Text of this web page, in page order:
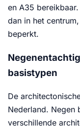
en A35
dan in het
beperkt.
basistypen
De
Nederland. Negen
verschillende